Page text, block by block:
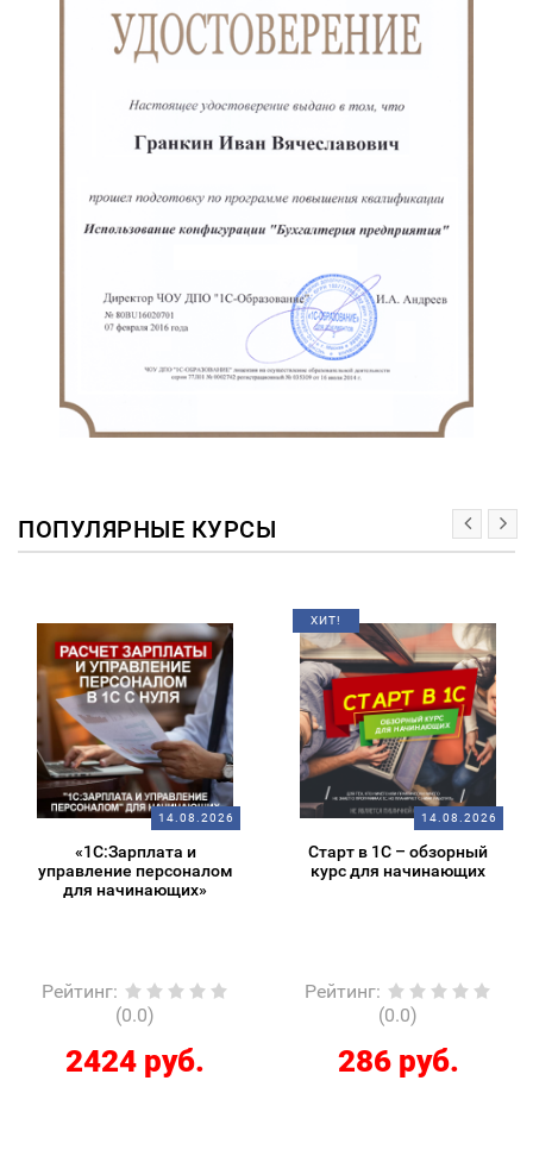
ПОПУЛЯРНЫЕ КУРСЫ
14.08.2026
«1С:Зарплата и
управление персоналом
для начинающих»
Рейтинг:
(0.0)
2424 руб.
ХИТ!
14.08.2026
Старт в 1С – обзорный
курс для начинающих
Рейтинг:
(0.0)
286 руб.